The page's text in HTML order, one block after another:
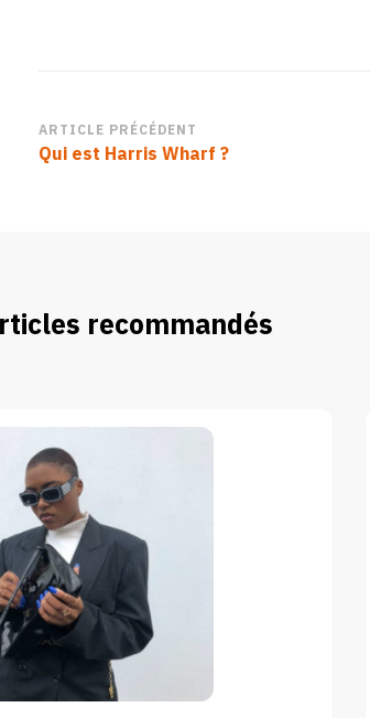
Navigation
d’article
ARTICLE PRÉCÉDENT
Qui est Harris Wharf ?
recommandés